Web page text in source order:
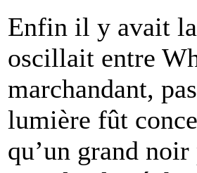
Enfin il y avait
oscillait entre
marchandant,
lumière fût
qu’un grand